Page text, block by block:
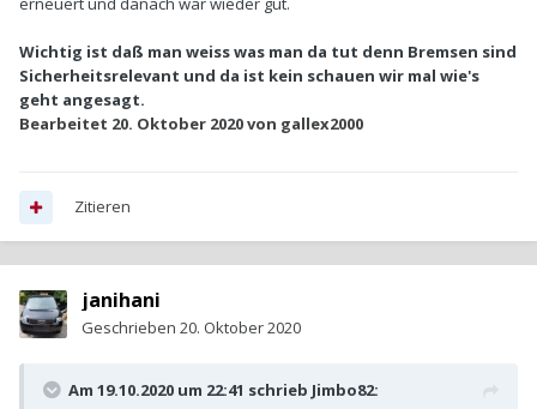
Wichtig ist daß man weiss was man da tut denn Bremsen sind
Sicherheitsrelevant und da ist kein schauen wir mal wie's
geht angesagt.
Bearbeitet 20. Oktober 2020von gallex2000
Zitieren
janihani
Geschrieben 20. Oktober 2020
Am 19.10.2020 um 22:41 schrieb Jimbo82: